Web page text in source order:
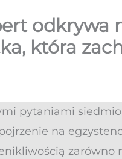
odkrywa
która
pytaniami
na
zarówno